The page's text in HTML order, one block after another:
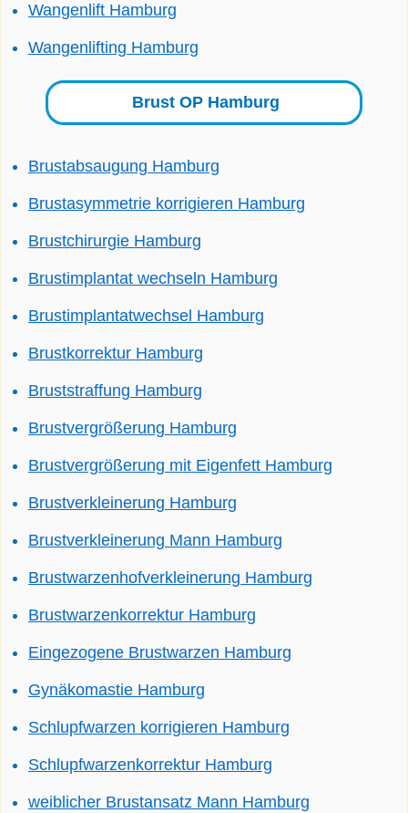
Wangenlift Hamburg
Wangenlifting Hamburg
Brust OP Hamburg
Brustabsaugung Hamburg
Brustasymmetrie korrigieren Hamburg
Brustchirurgie Hamburg
Brustimplantat wechseln Hamburg
Brustimplantatwechsel Hamburg
Brustkorrektur Hamburg
Bruststraffung Hamburg
Brustvergrößerung Hamburg
Brustvergrößerung mit Eigenfett Hamburg
Brustverkleinerung Hamburg
Brustverkleinerung Mann Hamburg
Brustwarzenhofverkleinerung Hamburg
Brustwarzenkorrektur Hamburg
Eingezogene Brustwarzen Hamburg
Gynäkomastie Hamburg
Schlupfwarzen korrigieren Hamburg
Schlupfwarzenkorrektur Hamburg
weiblicher Brustansatz Mann Hamburg